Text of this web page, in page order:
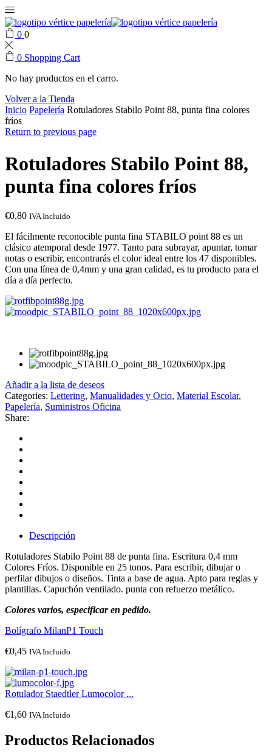
0 0
0 Shopping Cart
No hay productos en el carro.
Volver a la Tienda
Inicio Papelería Rotuladores Stabilo Point 88, punta fina colores
fríos
Return to previous page
Rotuladores Stabilo Point 88,
punta fina colores fríos
€0,80 IVA Incluido
El fácilmente reconocible punta fina STABILO point 88 es un
clásico atemporal desde 1977. Tanto para subrayar, apuntar, tomar
notas o escribir, encontrarás el color ideal entre los 47 disponibles.
Con una línea de 0,4mm y una gran calidad, es tu producto para el
día a día perfecto.
Añadir a la lista de deseos
Categories: Lettering, Manualidades y Ocio, Material Escolar,
Papelería, Suministros Oficina
Share:
Descripción
Rotuladores Stabilo Point 88 de punta fina. Escritura 0,4 mm
Colores Fríos. Disponible en 25 tonos. Para escribir, dibujar o
perfilar dibujos o diseños. Tinta a base de agua. Apto para reglas y
plantillas. Capuchón ventilado. punta con refuerzo metálico.
Colores varios, especificar en pedido.
Bolígrafo MilanP1 Touch
€0,45 IVA Incluido
Rotulador Staedtler Lumocolor ...
€1,60 IVA Incluido
Productos Relacionados